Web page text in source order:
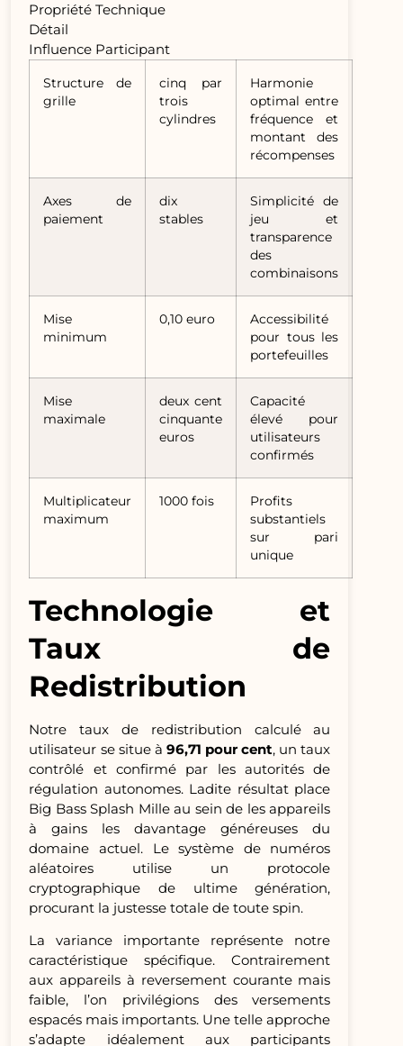
Propriété Technique
Détail
Influence Participant
Structure de
grille
cinq par
trois
cylindres
Harmonie
optimal entre
fréquence et
montant des
récompenses
Axes de
paiement
dix
stables
Simplicité de
jeu et
transparence
des
combinaisons
Mise
minimum
0,10 euro
Accessibilité
pour tous les
portefeuilles
Mise
maximale
deux cent
cinquante
euros
Capacité
élevé pour
utilisateurs
confirmés
Multiplicateur
maximum
1000 fois
Profits
substantiels
sur pari
unique
Technologie et
Taux de
Redistribution
Notre taux de redistribution calculé au
utilisateur se situe à 96,71 pour cent, un taux
contrôlé et confirmé par les autorités de
régulation autonomes. Ladite résultat place
Big Bass Splash Mille au sein de les appareils
à gains les davantage généreuses du
domaine actuel. Le système de numéros
aléatoires utilise un protocole
cryptographique de ultime génération,
procurant la justesse totale de toute spin.
La variance importante représente notre
caractéristique spécifique. Contrairement
aux appareils à reversement courante mais
faible, l’on privilégions des versements
espacés mais importants. Une telle approche
s’adapte idéalement aux participants